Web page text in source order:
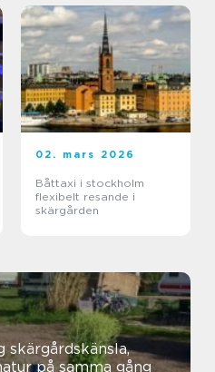
02. mars 2026
Båttaxi i stockholm
flexibelt resande i
skärgården
på samma gång